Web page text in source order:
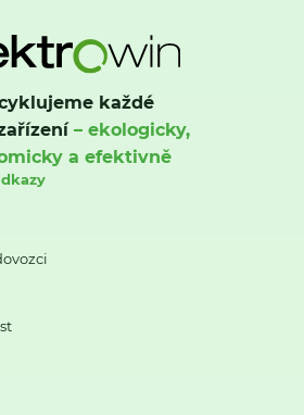
každé
– ekologicky,
a efektivně